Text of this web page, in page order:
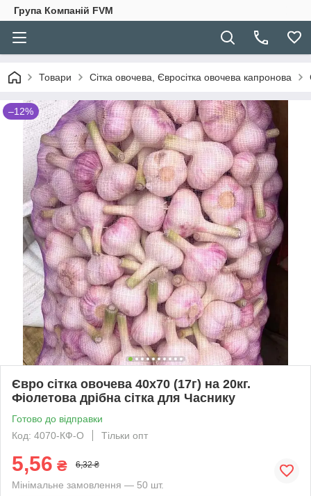
Група Компаній FVM
Товари Сітка овочева, Євросітка овочева капронова
–12%
Євро сітка овочева 40х70 (17г) на 20кг.
Фіолетова дрібна сітка для Часнику
Готово до відправки
Код: 4070-КФ-O
Тільки опт
5,56 ₴ 6,32 ₴
Мінімальне замовлення — 50 шт.